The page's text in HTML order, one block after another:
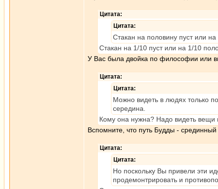
Цитата:
Цитата:
Стакан на половину пуст или
Стакан на 1/10 пуст или на 1/10
У Вас была двойка по философии или
Цитата:
Цитата:
Можно видеть в людях только
середина.
Кому она нужна? Надо видеть вещи
Вспомните, что путь Будды -
Цитата:
Цитата:
Но поскольку Вы привели эти
продемонтрировать и